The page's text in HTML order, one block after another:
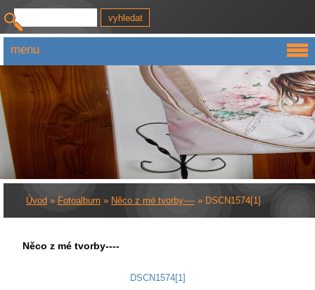
Úvod » Fotoalbum » Něco z mé tvorby---- » DSCN1574[1]
Něco z mé tvorby----
DSCN1574[1]
menu